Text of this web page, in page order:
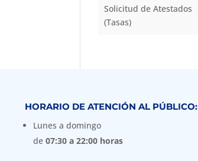
Solicitud de Atestados
(Tasas)
HORARIO DE ATENCIÓN AL PÚBLICO:
Lunes a domingo
de 07:30 a 22:00 horas